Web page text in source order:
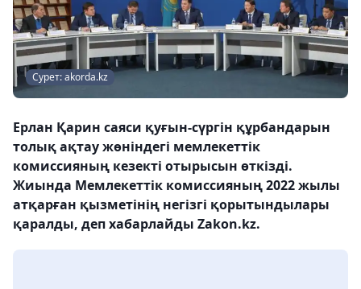
Сурет: akorda.kz
Ерлан Қарин саяси қуғын-сүргін құрбандарын
толық ақтау жөніндегі мемлекеттік
комиссияның кезекті отырысын өткізді.
Жиында Мемлекеттік комиссияның 2022 жылы
атқарған қызметінің негізгі қорытындылары
қаралды, деп хабарлайды Zakon.kz.